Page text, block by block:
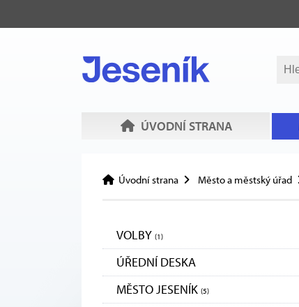
ÚVODNÍ STRANA
Úvodní strana Město a městský úřad
VOLBY (1)
ÚŘEDNÍ DESKA
MĚSTO JESENÍK (5)